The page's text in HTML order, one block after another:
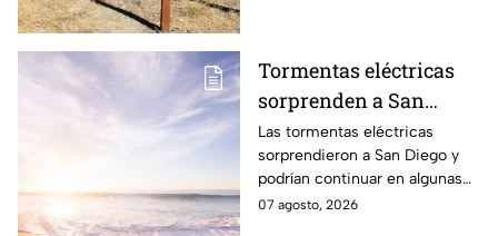
Tormentas eléctricas
sorprenden a San
Diego; autoridades
advierten que
continuarán durante el
fin de semana
Las tormentas eléctricas
sorprendieron a San Diego y
podrían continuar en algunas
zonas durante el fin de
07 agosto, 2026